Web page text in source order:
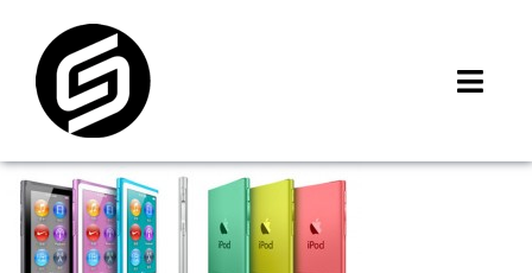
content
門市據點
iMCheck APP